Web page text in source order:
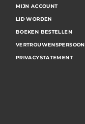
MIJN ACCOUNT
LID WORDEN
BOEKEN BESTELLEN
VERTROUWENSPERSOON
PRIVACYSTATEMENT